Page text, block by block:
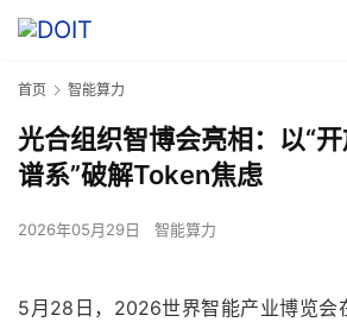
首页 智能算力
光合组织智博会亮相：以“
谱系”破解Token焦虑
2026年05月29日 智能算力
5月28日，2026世界智能产业博览会